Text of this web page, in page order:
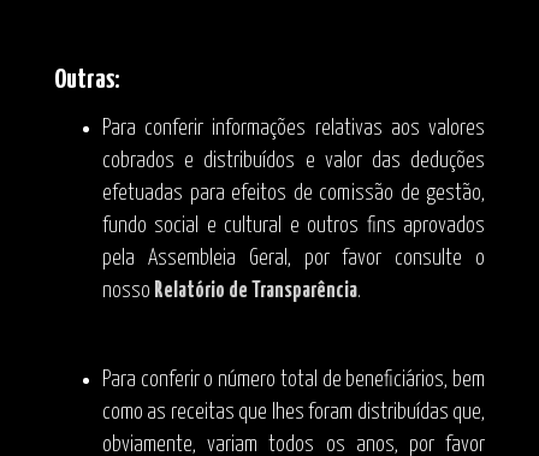
Outras:
Para conferir informações relativas aos valores
cobrados e distribuídos e valor das deduções
efetuadas para efeitos de comissão de gestão,
fundo social e cultural e outros fins aprovados
pela Assembleia Geral, por favor consulte o
nosso Relatório de Transparência.
Para conferir o número total de beneficiários, bem
como as receitas que lhes foram distribuídas que,
obviamente, variam todos os anos, por favor